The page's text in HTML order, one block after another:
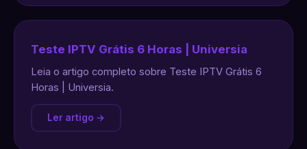
Teste IPTV Grátis 6 Horas | Universia
Leia o artigo completo sobre Teste IPTV Grátis 6
Horas | Universia.
Ler artigo →